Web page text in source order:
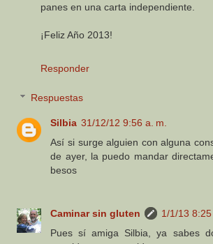
panes en una carta independiente.
¡Feliz Año 2013!
Responder
Respuestas
Silbia 31/12/12 9:56 a. m.
Así si surge alguien con alguna
de ayer, la puedo mandar
besos
Caminar sin gluten
1/1/13 8:25
Pues sí amiga Silbia, ya sabes